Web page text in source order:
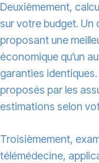
Deuxièmement,
sur votre budget. Un
proposant une
économique qu’un
garanties
proposés par les
estimations selon
Troisièmement,
télémédecine,